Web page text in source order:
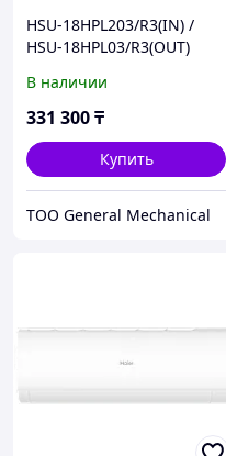
HSU-18HPL203/R3(IN) /
HSU-18HPL03/R3(OUT)
On-Off HAIER
В наличии
331 300₸
Купить
ТОО General Mechanical